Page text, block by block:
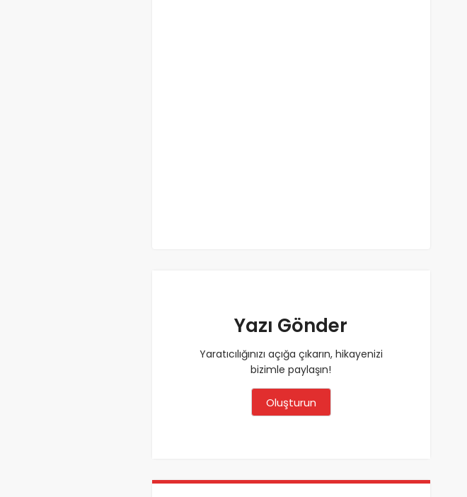
Yazı Gönder
Yaratıcılığınızı açığa çıkarın, hikayenizi
bizimle paylaşın!
Oluşturun